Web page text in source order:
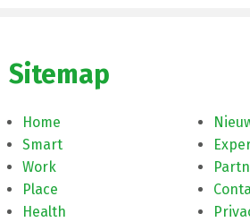
Sitemap
Home
Smart
Work
Place
Health